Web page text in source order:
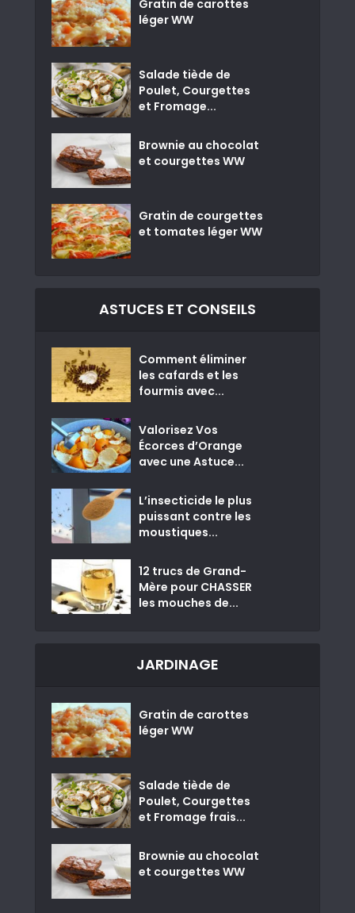
Gratin de carottes
léger WW
Salade tiède de
Poulet, Courgettes
et Fromage...
Brownie au chocolat
et courgettes WW
Gratin de courgettes
et tomates léger WW
ASTUCES ET CONSEILS
Comment éliminer
les cafards et les
fourmis avec...
Valorisez Vos
Écorces d’Orange
avec une Astuce...
L’insecticide le plus
puissant contre les
moustiques...
12 trucs de Grand-
Mère pour CHASSER
les mouches de...
JARDINAGE
Gratin de carottes
léger WW
Salade tiède de
Poulet, Courgettes
et Fromage frais...
Brownie au chocolat
et courgettes WW